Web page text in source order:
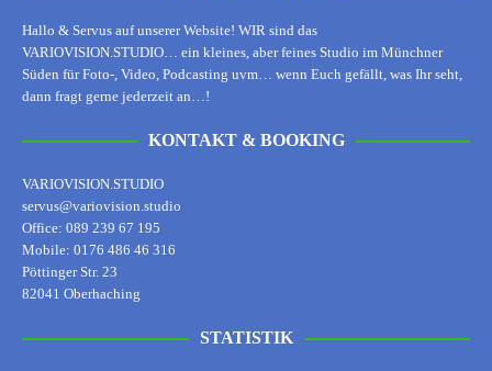
Hallo & Servus auf unserer Website! WIR sind das
VARIOVISION.STUDIO… ein kleines, aber feines Studio im Münchner
Süden für Foto-, Video, Podcasting uvm… wenn Euch gefällt, was Ihr seht,
dann fragt gerne jederzeit an…!
KONTAKT & BOOKING
VARIOVISION.STUDIO
servus@variovision.studio
Office: 089 239 67 195
Mobile: 0176 486 46 316
Pöttinger Str. 23
82041 Oberhaching
STATISTIK